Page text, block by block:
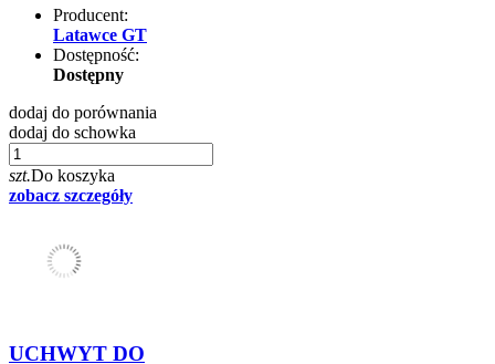
Producent:
Latawce GT
Dostępność:
Dostępny
dodaj do porównania
dodaj do schowka
szt.Do koszyka
zobacz szczegóły
UCHWYT DO